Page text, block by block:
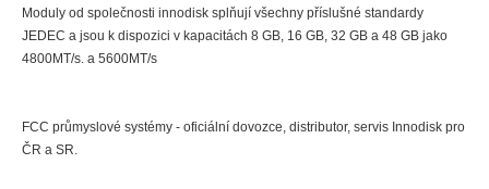
Moduly od společnosti innodisk splňují všechny příslušné standardy
JEDEC a jsou k dispozici v kapacitách 8 GB, 16 GB, 32 GB a 48 GB jako
4800MT/s. a 5600MT/s
FCC průmyslové systémy - oficiální dovozce, distributor, servis Innodisk pro
ČR a SR.